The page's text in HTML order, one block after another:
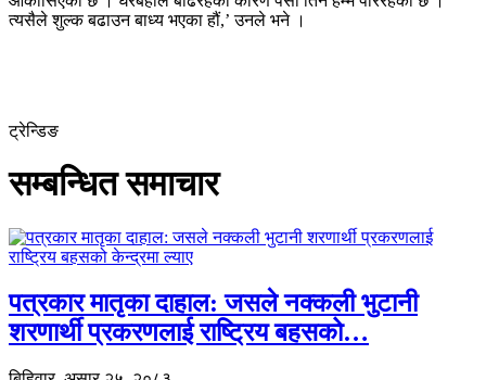
त्यसैले शुल्क बढाउन बाध्य भएका हौं,’ उनले भने ।
ट्रेन्डिङ
सम्बन्धित समाचार
पत्रकार मातृका दाहाल: जसले नक्कली भुटानी
शरणार्थी प्रकरणलाई राष्ट्रिय बहसको…